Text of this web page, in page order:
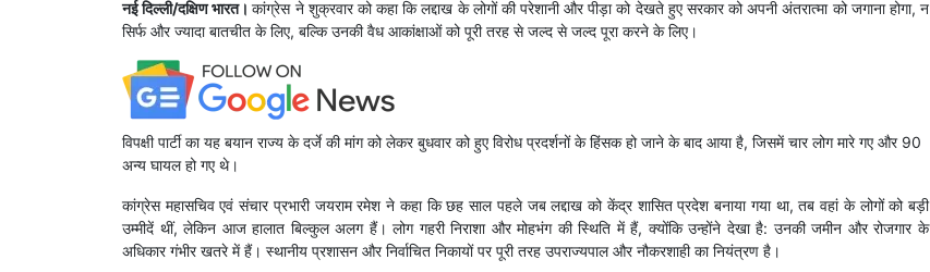
नई दिल्ली/दक्षिण भारत।कांग्रेस ने शुक्रवार को कहा कि लद्दाख के लोगों की परेशानी और पीड़ा को देखते हुए सरकार को अपनी अंतरात्मा को जगाना होगा, न
सिर्फ और ज्यादा बातचीत के लिए, बल्कि उनकी वैध आकांक्षाओं को पूरी तरह से जल्द से जल्द पूरा करने के लिए।
विपक्षी पार्टी का यह बयान राज्य के दर्जे की मांग को लेकर बुधवार को हुए विरोध प्रदर्शनों के हिंसक हो जाने के बाद आया है, जिसमें चार लोग मारे गए और 90
अन्य घायल हो गए थे।
कांग्रेस महासचिव एवं संचार प्रभारी जयराम रमेश ने कहा कि छह साल पहले जब लद्दाख को केंद्र शासित प्रदेश बनाया गया था, तब वहां के लोगों को बड़ी
उम्मीदें थीं, लेकिन आज हालात बिल्कुल अलग हैं। लोग गहरी निराशा और मोहभंग की स्थिति में हैं, क्योंकि उन्होंने देखा है: उनकी जमीन और रोजगार के
अधिकार गंभीर खतरे में हैं। स्थानीय प्रशासन और निर्वाचित निकायों पर पूरी तरह उपराज्यपाल और नौकरशाही का नियंत्रण है।